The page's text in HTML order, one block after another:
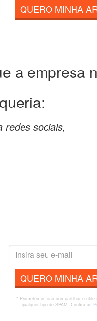
QUERO MINHA
a empresa
redes sociais,
QUERO MINHA
* Prometemos não compartilhar e
qualquer tipo de SPAM. Confira as